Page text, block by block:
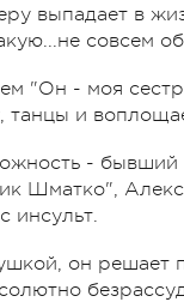
выпадает в
совсем
"Он - моя
и
-
Шматко",
инсульт.
он решает